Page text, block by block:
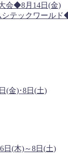
会◆8月14日(金)
テックワールド
(金)･8日(土)
(木)～8日(土)